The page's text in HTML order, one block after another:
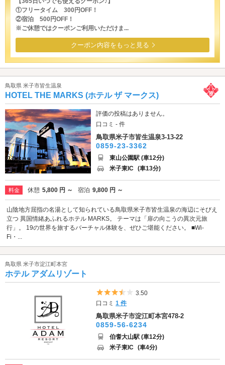
①フリータイム 300円OFF！
②宿泊 500円OFF！
※ご休憩ではクーポンご利用いただけま...
クーポン内容をもっと見る
鳥取県 米子市皆生温泉
HOTEL THE MARKS (ホテル ザ マークス)
評価の投稿はありません。
口コミ - 件
鳥取県米子市皆生温泉3-13-22
0859-23-3362
東山公園駅 (車12分)
米子東IC (車13分)
料金 休憩 5,800 円 ～ 宿泊 9,800 円 ～
山陰地方屈指の名湯として知られている鳥取県米子市皆生温泉の海辺にそびえ
立つ 異国情緒あふれるホテル MARKS。 テーマは「扉の向こうの異次元旅
行」。 19の世界を旅するバーチャル体験を、ぜひご堪能ください。 ■Wi-
Fi・...
鳥取県 米子市淀江町本宮
ホテル アダムリゾート
5つ星のうち3.5
3.50
口コミ1 件
鳥取県米子市淀江町本宮478-2
0859-56-6234
伯耆大山駅 (車12分)
米子東IC (車4分)